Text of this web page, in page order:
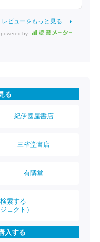
レビューをもっと見る
powered by
る
紀伊國屋書店
三省堂書店
有隣堂
索する
ェクト）
入する